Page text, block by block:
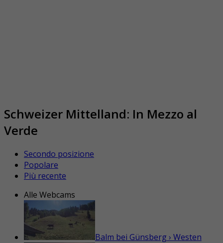
Schweizer Mittelland: In Mezzo al
Verde
Secondo posizione
Popolare
Più recente
Alle Webcams
Balm bei Günsberg › Westen